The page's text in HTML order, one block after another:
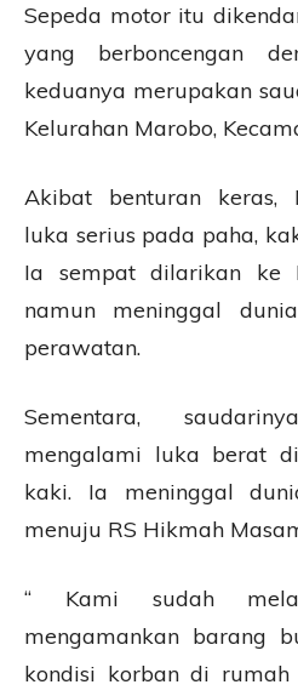
Sepeda motor itu
yang berboncengan
keduanya merupakan
Kelurahan Marobo,
Akibat benturan keras,
luka serius pada paha,
Ia sempat dilarikan ke
namun meninggal
perawatan.
Sementara,
mengalami luka berat
kaki. Ia meninggal
menuju RS Hikmah
“ Kami sudah
mengamankan barang
kondisi korban di